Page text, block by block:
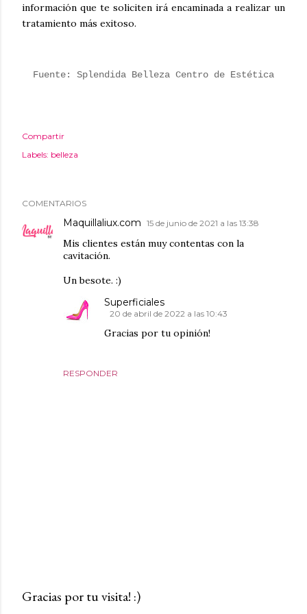
información que te soliciten irá encaminada a realizar un
tratamiento más exitoso.
Fuente: Splendida Belleza Centro de Estética
Compartir
Labels: belleza
COMENTARIOS
Maquillaliux.com 15 de junio de 2021 a las 13:38
Mis clientes están muy contentas con la
cavitación.
Un besote. :)
RESPONDER
Superficiales
20 de abril de 2022 a las 10:43
Gracias por tu opinión!
Gracias por tu visita! :)